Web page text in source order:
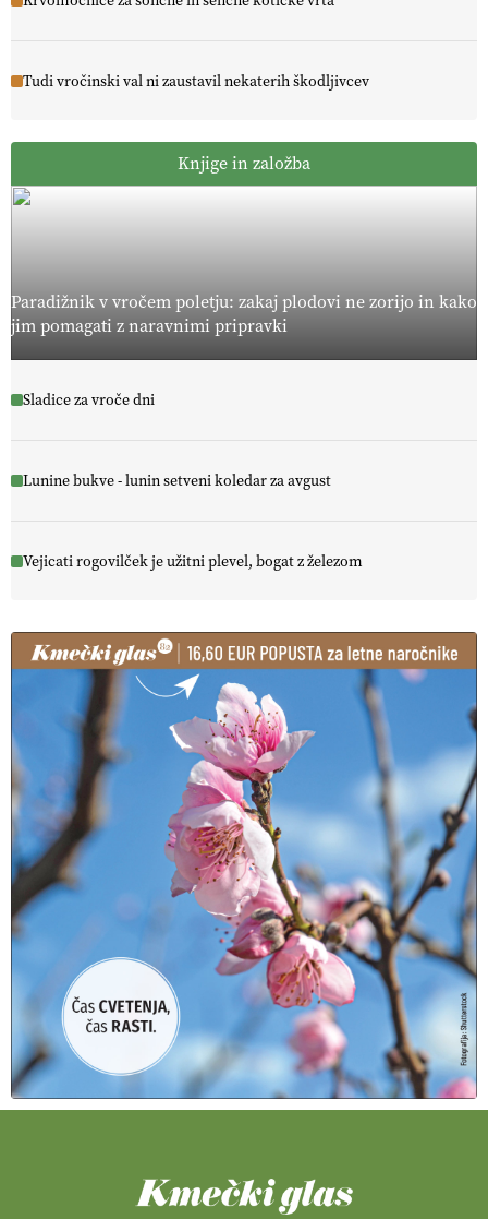
Tudi vročinski val ni zaustavil nekaterih škodljivcev
Knjige in založba
Paradižnik v vročem poletju: zakaj plodovi ne zorijo in kako
jim pomagati z naravnimi pripravki
Sladice za vroče dni
Lunine bukve - lunin setveni koledar za avgust
Vejicati rogovilček je užitni plevel, bogat z železom